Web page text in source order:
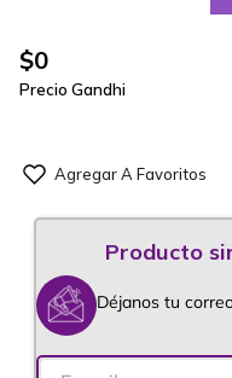
$0
Precio Gandhi
Déjanos tu